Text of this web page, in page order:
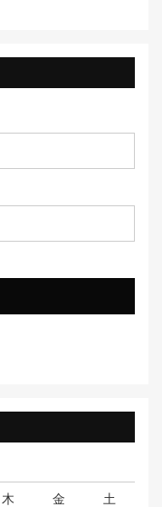
木 金 土